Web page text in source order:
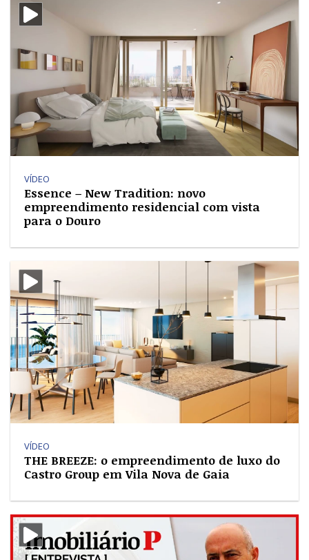
i-video
VÍDEO
Essence – New Tradition: novo
empreendimento residencial com vista
para o Douro
i-video
VÍDEO
THE BREEZE: o empreendimento de luxo do
Castro Group em Vila Nova de Gaia
i-video